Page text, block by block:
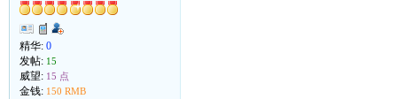
精华: 0
发帖: 15
威望: 15 点
金钱: 150 RMB